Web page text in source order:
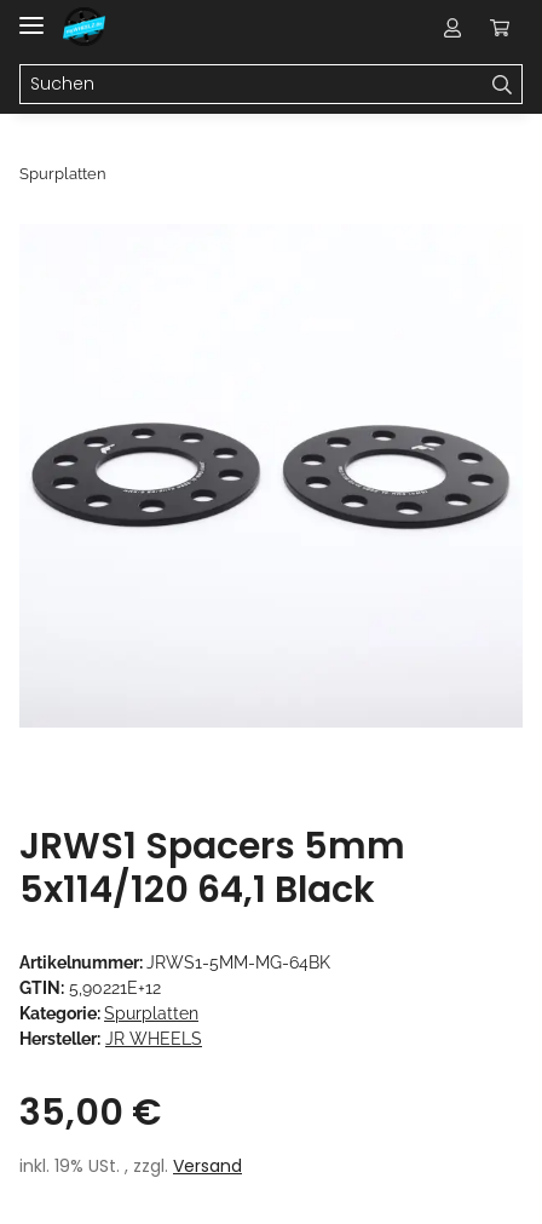
Spurplatten
JRWS1 Spacers 5mm
5x114/120 64,1 Black
Artikelnummer:JRWS1-5MM-MG-64BK
GTIN: 5,90221E+12
Kategorie:Spurplatten
Hersteller: JR WHEELS
35,00 €
inkl. 19% USt. , zzgl. Versand